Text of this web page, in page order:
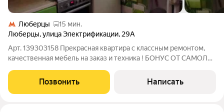
Люберцы
15 мин.
Люберцы,улица Электрификации, 29А
Арт. 139303158 Прекрасная квартира с классным ремонтом,
качественная мебель на заказ и техника ! БОНУС ОТ САМОЛЕТ
12,25%,, торг при покупке О квартире: Квартира площадью 40
кв.м. 2 изолированные
Позвонить Написать